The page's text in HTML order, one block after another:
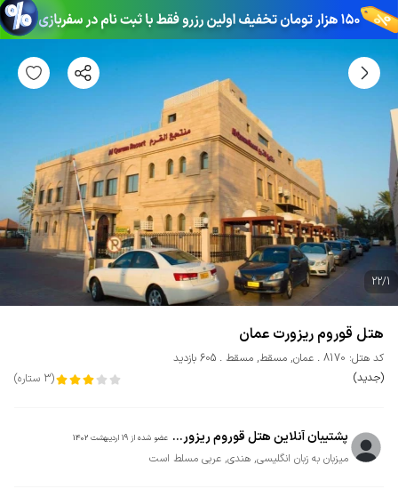
22/1
هتل قوروم ریزورت عمان
کد هتل: 8170 عمان, مسقط, مسقط
605 بازدید
(جدید)
(
3 ستاره)
پشتیبان آنلاین هتل قوروم ریزور... عضو شده از 19 اردیبهشت 1402
میزبان به زبان انگلیسی, هندی, عربی مسلط است